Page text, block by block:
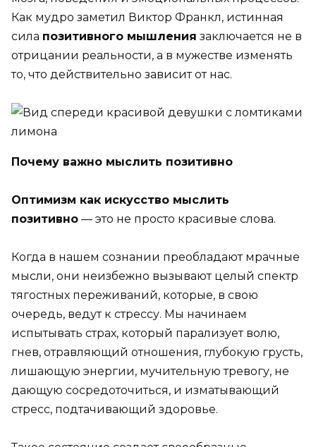
Как мудро заметил Виктор Франкл, истинная
сила позитивного мышления заключается не в
отрицании реальности, а в мужестве изменять
то, что действительно зависит от нас.
Почему важно мыслить позитивно
Оптимизм как искусство мыслить
позитивно — это не просто красивые слова.
Когда в нашем сознании преобладают мрачные
мысли, они неизбежно вызывают целый спектр
тягостных переживаний, которые, в свою
очередь, ведут к стрессу. Мы начинаем
испытывать страх, который парализует волю,
гнев, отравляющий отношения, глубокую грусть,
лишающую энергии, мучительную тревогу, не
дающую сосредоточиться, и изматывающий
стресс, подтачивающий здоровье.